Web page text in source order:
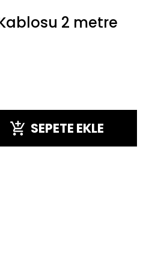
2 metre
SEPETE EKLE